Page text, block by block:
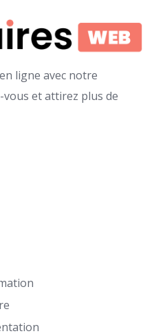
ligne avec notre
et attirez plus de